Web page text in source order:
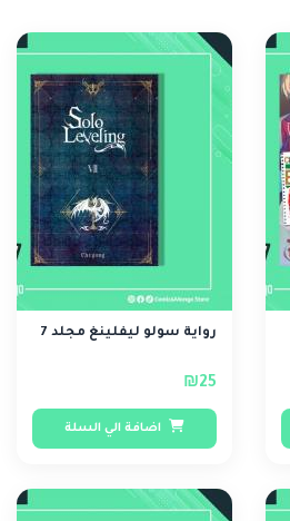
رواية سولو ليفلينغ مجلد 7
₪25
اضافة الي السلة